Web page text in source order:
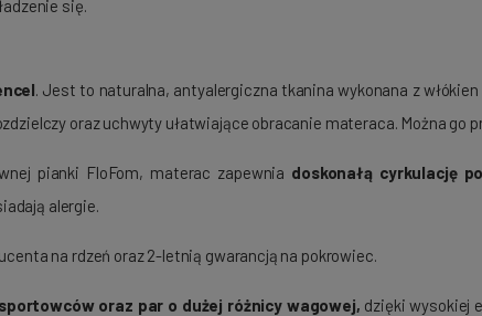
się.
. Jest to naturalna, antyalergiczna tkanina wykonana z
oraz uchwyty ułatwiające obracanie materaca. Można go
pianki FloFom, materac zapewnia doskonałą cyrkulację
alergie.
na rdzeń oraz 2-letnią gwarancją na pokrowiec.
oraz par o dużej różnicy wagowej, dzięki wysokiej